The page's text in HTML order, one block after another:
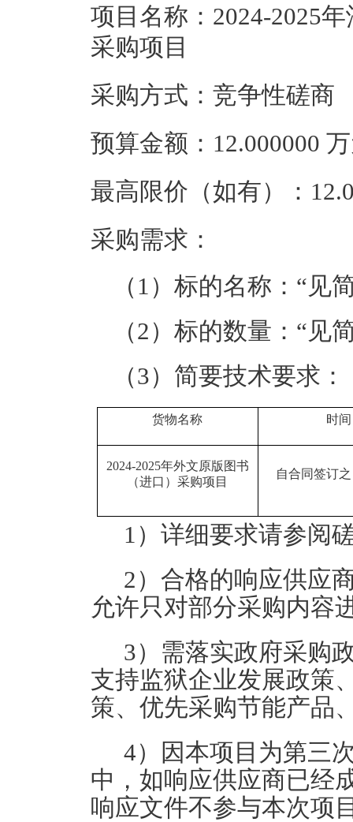
项目名称：2024-2025
采购项目
采购方式：竞争性磋商
预算金额：12.000000
最高限价（如有）：
采购需求：
（1）标的名称：“见
（2）标的数量：“见
（3）简要技术要求：
货物名称 时间
2024-2025年外文原版图书
（进口）采购项目
自合同签订
1）详细要求请参阅
2）合格的响应供应
允许只对部分采购内容
3）需落实政府采购
支持监狱企业发展政策
策、优先采购节能产品
4）因本项目为第三
中，如响应供应商已经
响应文件不参与本次项